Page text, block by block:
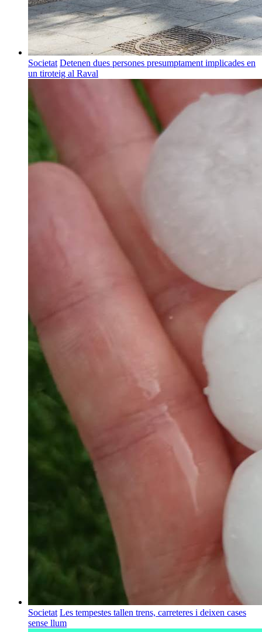
Societat Detenen dues persones presumptament implicades en
un tiroteig al Raval
Societat Les tempestes tallen trens, carreteres i deixen cases
sense llum